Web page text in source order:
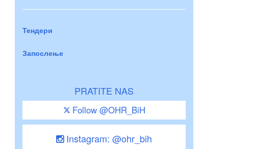
Тендери
Запослење
PRATITE NAS
Follow @OHR_BiH
Instagram: @ohr_bih